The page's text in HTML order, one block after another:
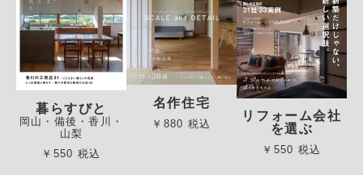
暮らすびと
岡山・備後・香川・
山梨
￥550 税込
名作住宅
￥880 税込
リフォーム会社
を選ぶ
￥550 税込